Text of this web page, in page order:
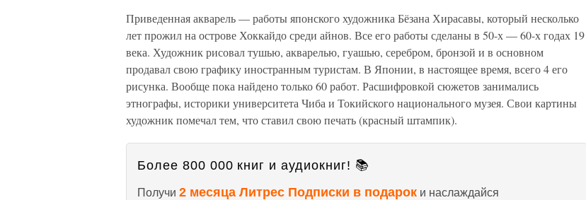
Приведенная акварель — работы японского художника Бёзана Хирасавы, который несколько
лет прожил на острове Хоккайдо среди айнов. Все его работы сделаны в 50-х — 60-х годах 19
века. Художник рисовал тушью, акварелью, гуашью, серебром, бронзой и в основном
продавал свою графику иностранным туристам. В Японии, в настоящее время, всего 4 его
рисунка. Вообще пока найдено только 60 работ. Расшифровкой сюжетов занимались
этнографы, историки университета Чиба и Токийского национального музея. Свои картины
художник помечал тем, что ставил свою печать (красный штампик).
Более 800 000 книг и аудиокниг! 📚
Получи 2 месяца Литрес Подписки в подарок и наслаждайся